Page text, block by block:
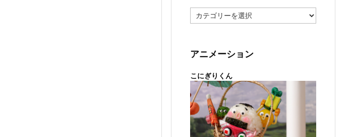
テ
ー
アニメーション
こにぎりくん